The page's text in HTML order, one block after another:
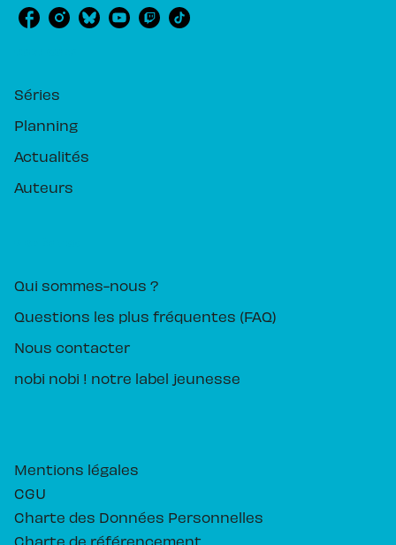
Séries
Planning
Actualités
Auteurs
Qui sommes-nous ?
Questions les plus fréquentes (FAQ)
Nous contacter
nobi nobi ! notre label jeunesse
Mentions légales
CGU
Charte des Données Personnelles
Charte de référencement